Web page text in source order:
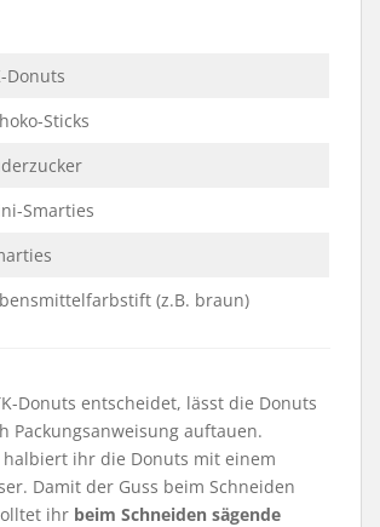
Donuts
Sticks
Smarties
(z.B. braun)
Donuts entscheidet, lässt die Donuts
Packungsanweisung auftauen.
ihr die Donuts mit einem
Damit der Guss beim Schneiden
ihr beim Schneiden sägende